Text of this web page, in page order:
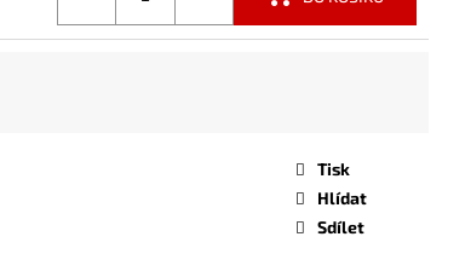
Tisk
Hlídat
Sdílet